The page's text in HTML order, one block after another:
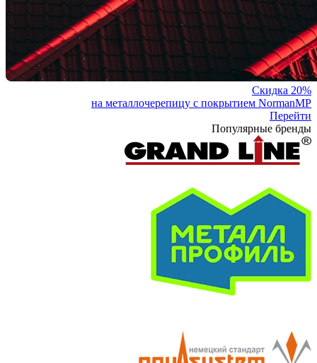
Скидка 20%
на металлочерепицу с покрытием NormanMP
Перейти
Популярные бренды